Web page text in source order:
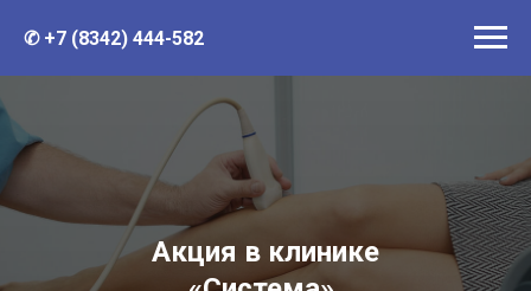
✆ +7 (8342) 444-582
Акция в клинике